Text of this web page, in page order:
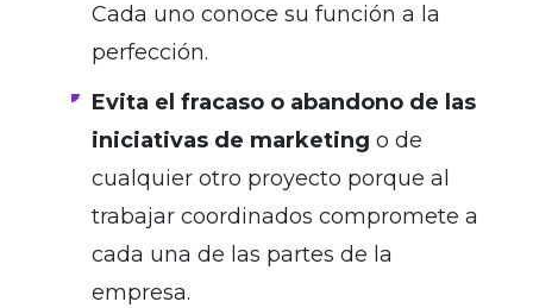
Cada uno conoce su función a la
perfección.
Evita el fracaso o abandono de las
iniciativas de marketing o de
cualquier otro proyecto porque al
trabajar coordinados compromete a
cada una de las partes de la
empresa.